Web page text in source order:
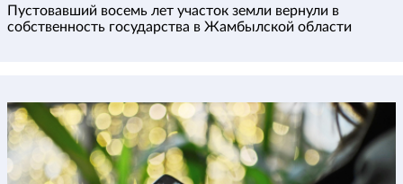
Пустовавший восемь лет участок земли вернули в
собственность государства в Жамбылской области